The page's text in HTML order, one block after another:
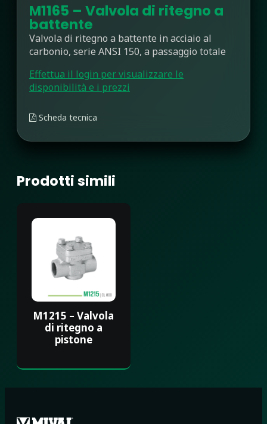
M1165 – Valvola di ritegno a
battente
Valvola di ritegno a battente in acciaio al
carbonio, serie ANSI 150, a passaggio totale
Effettua il login per visualizzare le
disponibilità e i prezzi
Scheda tecnica
Prodotti simili
M1215 – Valvola
di ritegno a
pistone